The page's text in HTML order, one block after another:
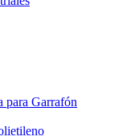
para Garrafón